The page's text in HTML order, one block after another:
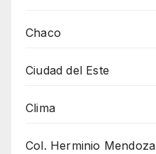
Chaco
Ciudad del Este
Clima
Col. Herminio Mendoza